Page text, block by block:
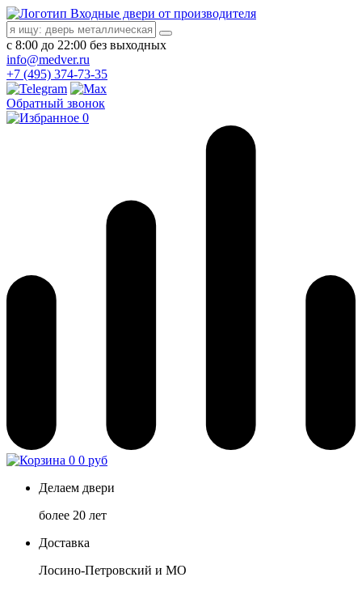
Входные двери от производителя
с 8:00 до 22:00 без выходных
info@medver.ru
+7 (495) 374-73-35
Обратный звонок
0
0 0 руб
Делаем двери
более 20 лет
Доставка
Лосино-Петровский и МО